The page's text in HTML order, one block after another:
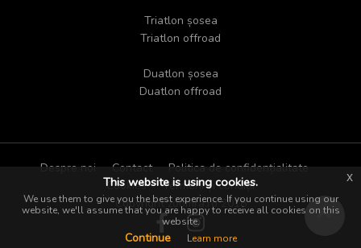
Triatlon șosea
Triatlon offroad
Duatlon șosea
Duatlon offroad
Despre noi Contact
Politica de confidențialitate
Cookies
Termeni și condiții
Copyright zoomra.ro 2018
This website is using cookies.
We use them to give you the best experience. If you continue using our
website, we'll assume that you are happy to receive all cookies on this
website.
Continue Learn more
x